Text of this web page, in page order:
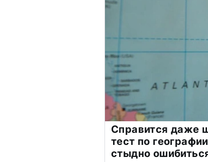
Справится даже
тест по
стыдно